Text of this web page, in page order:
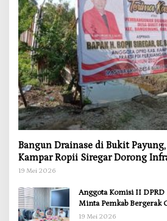
Bangun Drainase di Bukit
Kampar Ropii Siregar Dorong
Menyentuh Kebutuhan Dasar
19 Mei 2026
Anggota Komisi II
Minta Pemkab Bergerak
Kekosongan Obat demi
19 Mei 2026